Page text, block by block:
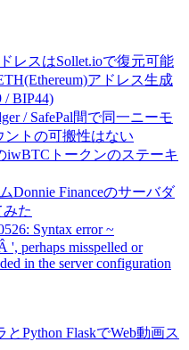
レスはSollet.ioで復元可能
アドレス生成
/ BIP44)
/ SafePal間で同一ニーモ
トの可搬性はない
iwBTCトークンのステーキ
Donnie Financeのサーバダ
た
Syntax error ~
', perhaps misspelled or
in the server configuration
とPython FlaskでWeb動画ス